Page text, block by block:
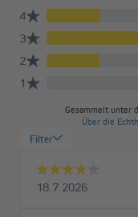
In
Die Schutzhülle ist in